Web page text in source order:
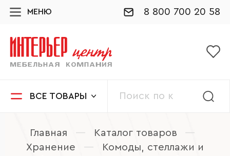
МЕНЮ 8 800 700 20 58
ВСЕ ТОВАРЫ
Главная — Каталог товаров
—
Хранение
—
Комоды, стеллажи и